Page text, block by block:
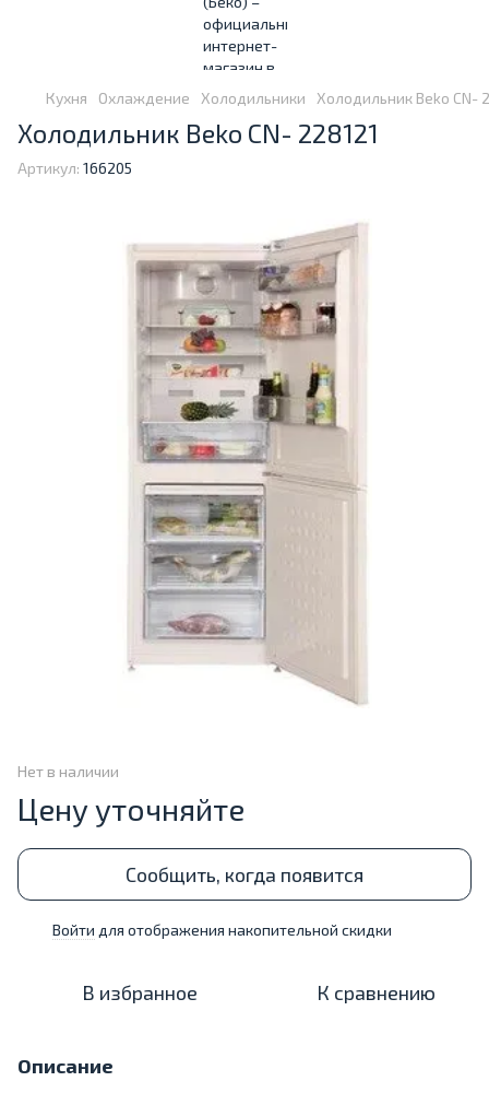
Кухня Охлаждение Холодильники Холодильник Beko CN-
Холодильник Beko CN- 228121
Артикул: 166205
Нет в наличии
Цену уточняйте
Сообщить, когда появится
Войти для отображения накопительной скидки
В избранное К сравнению
Описание